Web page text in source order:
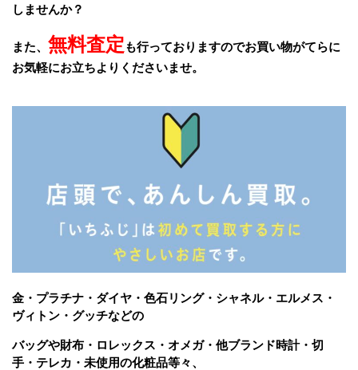
しませんか？
また、 無料査定も行っておりますのでお買い物がてらに
お気軽にお立ちよりくださいませ。
金・プラチナ・ダイヤ・色石リング・シャネル・エルメス・
ヴィトン・グッチなどの
バッグや財布・ロレックス・オメガ・他ブランド時計・切
手・テレカ・未使用の化粧品等々、